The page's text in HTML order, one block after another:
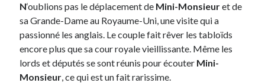
On parle de quoi ?
A Lyon
Bon plan du dimanche
Coup de coeur
Daddy
N‘oublions pas le déplacement de Mini-Monsieuret de
sa Grande-Dame au Royaume-Uni, une visite qui a
passionné les anglais. Le couple fait rêver les tabloïds
encore plus que sa cour royale vieillissante. Même les
lords et députés se sont réunis pour écouter Mini-
Monsieur, ce qui est un fait rarissime.